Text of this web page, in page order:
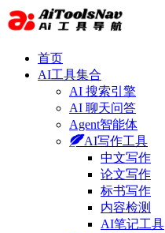
首页
AI工具集合
AI 搜索引擎
AI 聊天问答
Agent智能体
AI写作工具
中文写作
论文写作
标书写作
内容检测
AI笔记工具